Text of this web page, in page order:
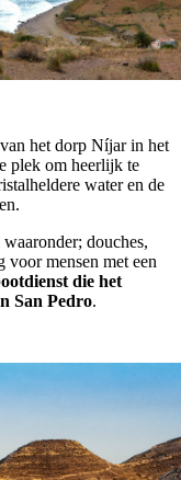
het dorp Níjar in het
plek om heerlijk te
water en de
douches,
voor mensen met een
die het
San Pedro.